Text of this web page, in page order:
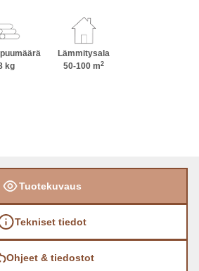
voit lisätä sen
Jaanin takkapesää voit
kg
Lämmitysala
50-100 m2
Tuotekuvaus
Tekniset tiedot
Ohjeet & tiedostot